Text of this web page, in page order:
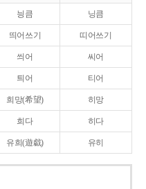
닁큼 닝큼
띄어쓰기 띠어쓰기
씌어 씨어
틔어 티어
희망(希望) 히망
희다 히다
유희(遊戱) 유히